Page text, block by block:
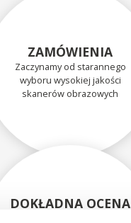
ZAMÓWIENIA
Zaczynamy od starannego
wyboru wysokiej jakości
skanerów obrazowych
DOKŁADNA OCENA